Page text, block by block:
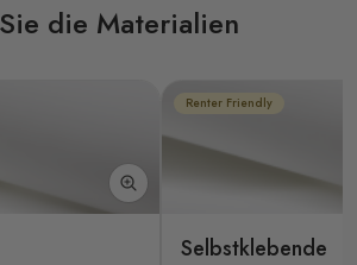
die Materialien
Renter Friendly
Selbstklebende